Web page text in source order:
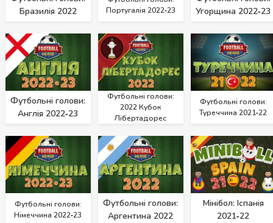
Бразилія 2022
Португалія 2022‑23
Угорщина 2022‑23
Футбольні голови:
Англія 2022‑23
Футбольні голови:
2022 Кубок
Лібертадорес
Футбольні голови:
Туреччина 2021‑22
Футбольні голови:
Німеччина 2022‑23
Футбольні голови:
Аргентина 2022
Мінібол: Іспанія
2021‑22